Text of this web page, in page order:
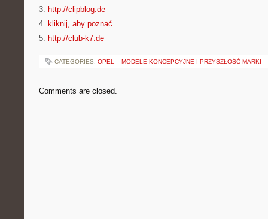
3. http://clipblog.de
4. kliknij, aby poznać
5. http://club-k7.de
CATEGORIES: OPEL – MODELE KONCEPCYJNE I PRZYSZŁOŚĆ MARKI
Comments are closed.